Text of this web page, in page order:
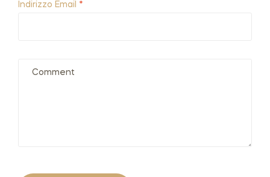
Indirizzo Email *